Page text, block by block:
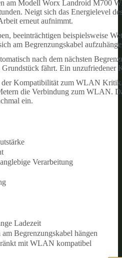
am Modell Worx Landroid M700
Neigt sich das Energielevel
erneut aufnimmt.
beeinträchtigen beispielsweise
am Begrenzungskabel
nach dem nächsten
Grundstück fährt. Ein unzufriedener
der Kompatibilität zum WLAN
die Verbindung zum WLAN.
ein.
Verarbeitung
Ladezeit
Begrenzungskabel hängen
mit WLAN kompatibel